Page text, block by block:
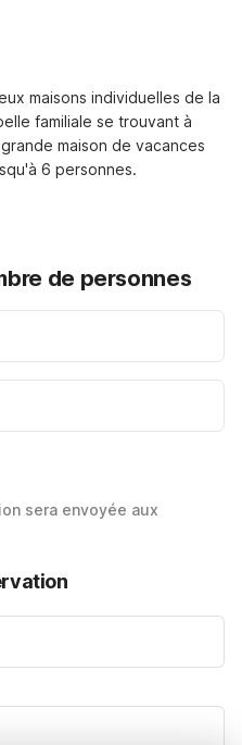
maisons individuelles de la
familiale se trouvant à
maison de vacances
6 personnes.
de personnes
sera envoyée aux